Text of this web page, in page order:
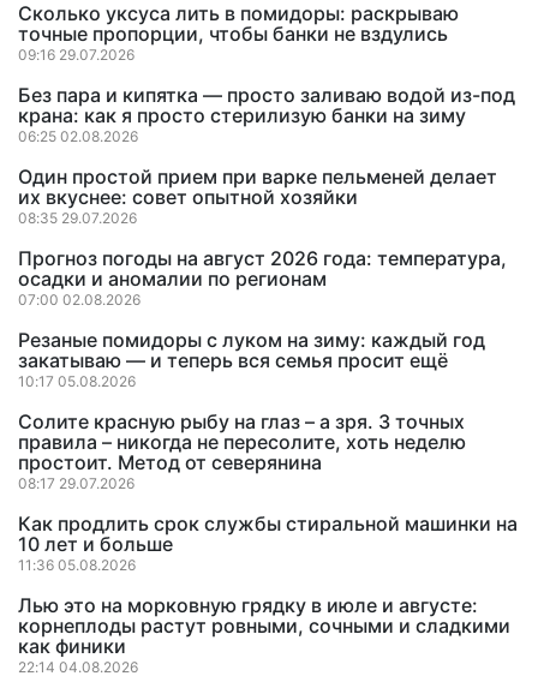
Сколько уксуса лить в помидоры: раскрываю
точные пропорции, чтобы банки не вздулись
09:16 29.07.2026
Без пара и кипятка — просто заливаю водой из-под
крана: как я просто стерилизую банки на зиму
06:25 02.08.2026
Один простой прием при варке пельменей делает
их вкуснее: совет опытной хозяйки
08:35 29.07.2026
Прогноз погоды на август 2026 года: температура,
осадки и аномалии по регионам
07:00 02.08.2026
Резаные помидоры с луком на зиму: каждый год
закатываю — и теперь вся семья просит ещё
10:17 05.08.2026
Солите красную рыбу на глаз – а зря. 3 точных
правила – никогда не пересолите, хоть неделю
простоит. Метод от северянина
08:17 29.07.2026
Как продлить срок службы стиральной машинки на
10 лет и больше
11:36 05.08.2026
Лью это на морковную грядку в июле и августе:
корнеплоды растут ровными, сочными и сладкими
как финики
22:14 04.08.2026